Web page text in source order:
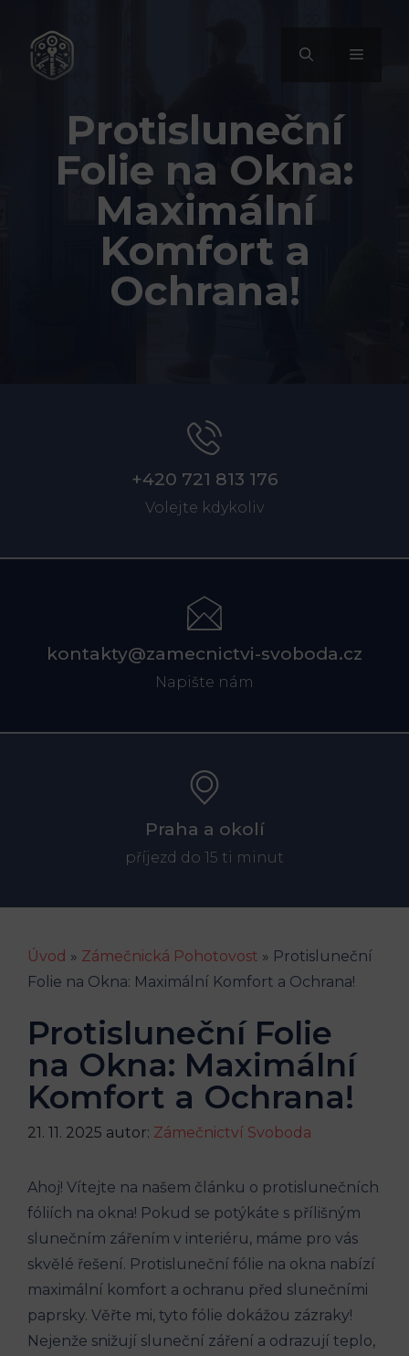
obsah
MENU
Protisluneční
Folie na Okna:
Maximální
Komfort a
Ochrana!
+420 721 813 176
Volejte kdykoliv
kontakty@zamecnictvi-svoboda.cz
Napište nám
Praha a okolí
příjezd do 15 ti minut
Úvod » Zámečnická Pohotovost » Protisluneční
Folie na Okna: Maximální Komfort a Ochrana!
Protisluneční Folie
na Okna: Maximální
Komfort a Ochrana!
21. 11. 2025 autor: Zámečnictví Svoboda
Ahoj! Vítejte na našem článku o protislunečních
fóliích na okna! Pokud se potýkáte s přílišným
slunečním zářením v interiéru, máme pro vás
skvělé řešení. Protisluneční fólie na okna nabízí
maximální komfort a ochranu před slunečními
paprsky. Věřte mi, tyto fólie dokážou zázraky!
Nejenže snižují sluneční záření a odrazují teplo,